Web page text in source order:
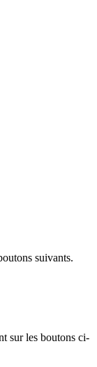
suivants.
sur les boutons ci-